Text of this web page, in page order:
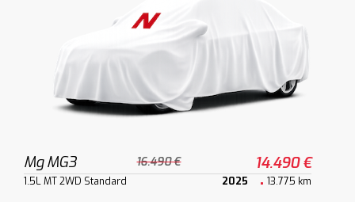
Mg MG3 16.490 € 14.490 €
1.5L MT 2WD Standard 2025 13.775 km